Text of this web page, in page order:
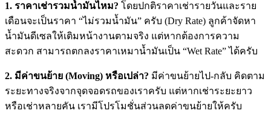
1. ราคาเช่ารวมน้ำมันไหม? โดยปกติราคาเช่ารายวันและราย
เดือนจะเป็นราคา “ไม่รวมน้ำมัน” ครับ (Dry Rate) ลูกค้าจัดหา
น้ำมันดีเซลให้เติมหน้างานตามจริง แต่หากต้องการความ
สะดวก สามารถตกลงราคาเหมาน้ำมันเป็น “Wet Rate” ได้ครับ
2. มีค่าขนย้าย (Moving) หรือเปล่า? มีค่าขนย้ายไป-กลับ คิดตาม
ระยะทางจริงจากจุดจอดรถของเราครับ แต่หากเช่าระยะยาว
หรือเช่าหลายคัน เรามีโปรโมชั่นส่วนลดค่าขนย้ายให้ครับ